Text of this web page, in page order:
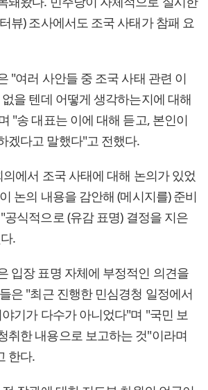
뷰) 조사에서도 조국 사태가 참패 요
"여러 사안들 중 조국 사태 관련 이
을 텐데 어떻게 생각하는지에 대해
"송 대표는 이에 대해 듣고, 본인이
겠다고 말했다"고 전했다.
에서 조국 사태에 대해 논의가 있었
논의 내용을 감안해 (메시지를) 준비
식적으로 (유감 표명) 결정을 지은
.
입장 표명 자체에 부정적인 의견을
은 "최근 진행한 민심경청 일정에서
기가 다수가 아니었다"며 "국민 보
취한 내용으로 보고하는 것"이라며
한다.